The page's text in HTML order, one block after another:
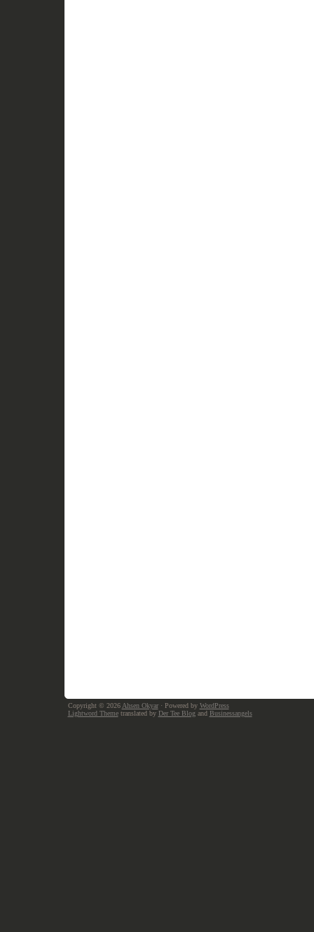
Copyright © 2026 Ahsen Okyar· Powered by WordPress
Lightword Themetranslated by Der Tee Blog and Businessangels